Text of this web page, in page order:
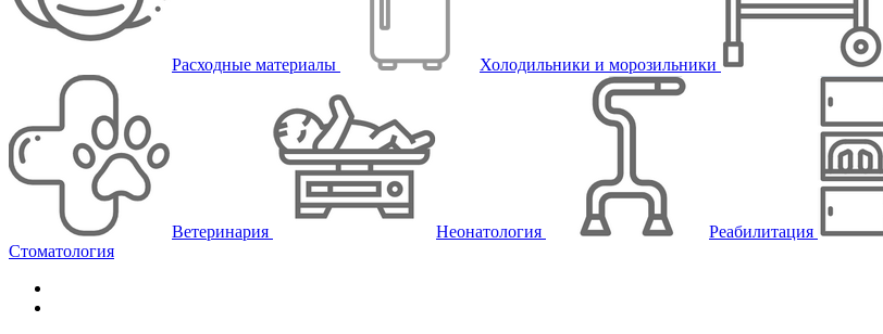
Расходные материалы Холодильники и морозильники
Ветеринария Неонатология Реабилитация
Стоматология